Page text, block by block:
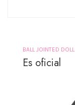
BALL JOINTED DOLL
Es oficial